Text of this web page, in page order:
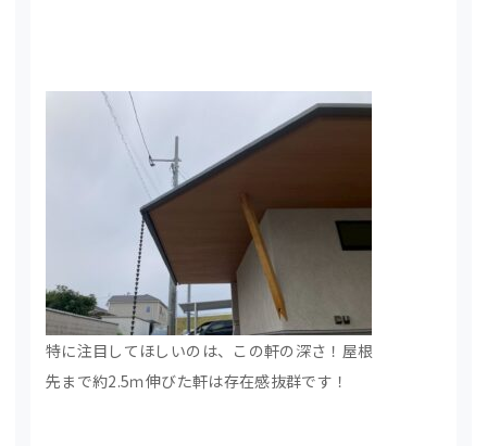
特に注目してほしいのは、この軒の深さ！屋根
先まで約2.5ｍ伸びた軒は存在感抜群です！